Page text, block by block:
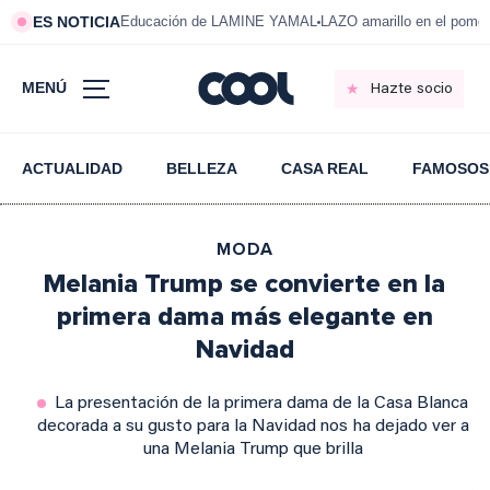
ES NOTICIAEducación de LAMINE YAMAL LAZO amarillo en el
MENÚ Hazte socio
ACTUALIDAD BELLEZA CASA REAL FAMOSOS
MODA
Melania Trump se convierte en la
primera dama más elegante en
Navidad
La presentación de la primera dama de la Casa Blanca
decorada a su gusto para la Navidad nos ha dejado ver a
una Melania Trump que brilla